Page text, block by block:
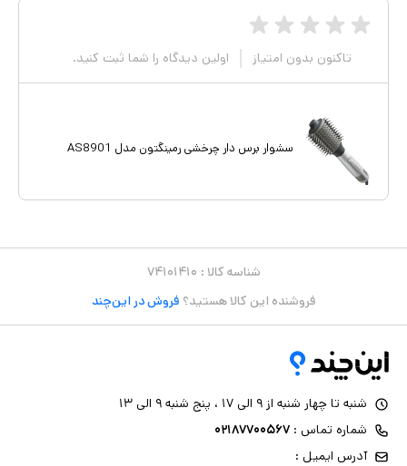
تاکنون بدون امتیاز اولین دیدگاه را شما ثبت کنید.
سشوار برس دار چرخشی رمینگتون مدل AS8901
شناسه کالا : ۷۴۱۰۱۴۱۰
فروشنده این کالا هستید؟ فروش در این‌چند
شنبه تا چهار شنبه از ۹ الی ۱۷ ، پنج شنبه ۹ الی ۱۳
شماره تماس : ۰۲۱۸۷۷۰۰۵۶۷
آدرس ایمیل :